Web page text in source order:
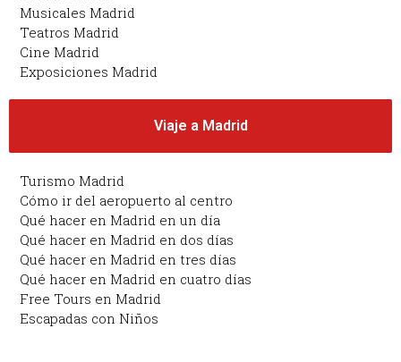
Musicales Madrid
Teatros Madrid
Cine Madrid
Exposiciones Madrid
Viaje a Madrid
Turismo Madrid
Cómo ir del aeropuerto al centro
Qué hacer en Madrid en un día
Qué hacer en Madrid en dos días
Qué hacer en Madrid en tres días
Qué hacer en Madrid en cuatro días
Free Tours en Madrid
Escapadas con Niños